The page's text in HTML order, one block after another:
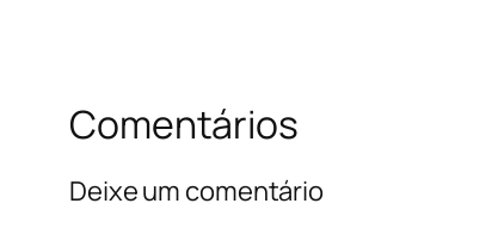
Comentários
Deixe um comentário